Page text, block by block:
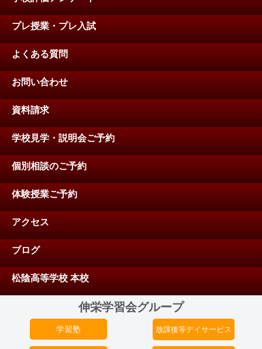
プレ授業・プレ入試
よくある質問
お問い合わせ
資料請求
学校見学・説明会ご予約
個別相談のご予約
体験授業ご予約
アクセス
ブログ
松陰高等学校 本校
伸栄学習会グループ
学習塾 放課後等デイサービス